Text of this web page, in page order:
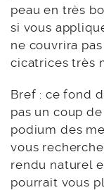
peau en très
si vous
ne couvrira
cicatrices très
Bref : ce fond
pas un coup
podium des
vous
rendu naturel
pourrait vous